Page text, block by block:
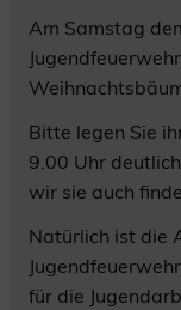
Am Samstag
Bitte legen Sie
9.00 Uhr
wir sie auch
Natürlich ist die
für die